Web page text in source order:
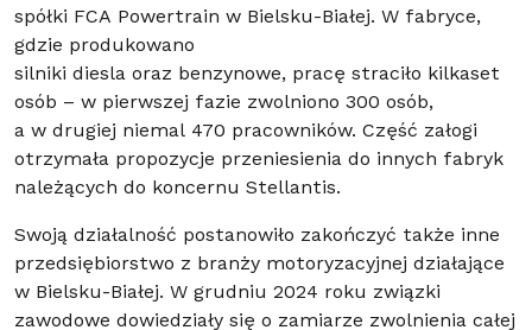
spółki FCA Powertrain w Bielsku-Białej. W fabryce,
gdzie produkowano
silniki diesla oraz benzynowe, pracę straciło kilkaset
osób – w pierwszej fazie zwolniono 300 osób,
a w drugiej niemal 470 pracowników. Część załogi
otrzymała propozycje przeniesienia do innych fabryk
należących do koncernu Stellantis.
Swoją działalność postanowiło zakończyć także inne
przedsiębiorstwo z branży motoryzacyjnej działające
w Bielsku-Białej. W grudniu 2024 roku związki
zawodowe dowiedziały się o zamiarze zwolnienia całej